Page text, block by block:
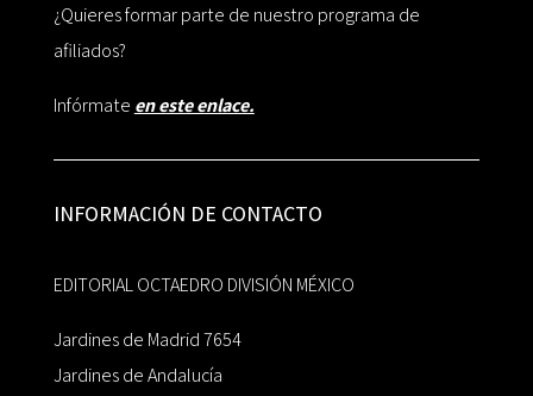
¿Quieres formar parte de nuestro programa de
afiliados?
Infórmate en este enlace.
INFORMACIÓN DE CONTACTO
EDITORIAL OCTAEDRO DIVISIÓN MÉXICO
Jardines de Madrid 7654
Jardines de Andalucía